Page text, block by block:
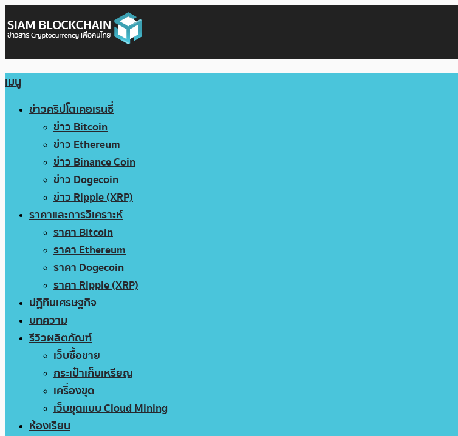
เมนู
ข่าวคริปโตเคอเรนซี่
ข่าว Bitcoin
ข่าว Ethereum
ข่าว Binance Coin
ข่าว Dogecoin
ข่าว Ripple (XRP)
ราคาและการวิเคราะห์
ราคา Bitcoin
ราคา Ethereum
ราคา Dogecoin
ราคา Ripple (XRP)
ปฏิทินเศรษฐกิจ
บทความ
รีวิวผลิตภัณฑ์
เว็บซื้อขาย
กระเป๋าเก็บเหรียญ
เครื่องขุด
เว็บขุดแบบ Cloud Mining
ห้องเรียน